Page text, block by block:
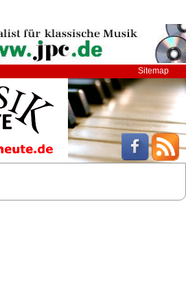
Sitemap